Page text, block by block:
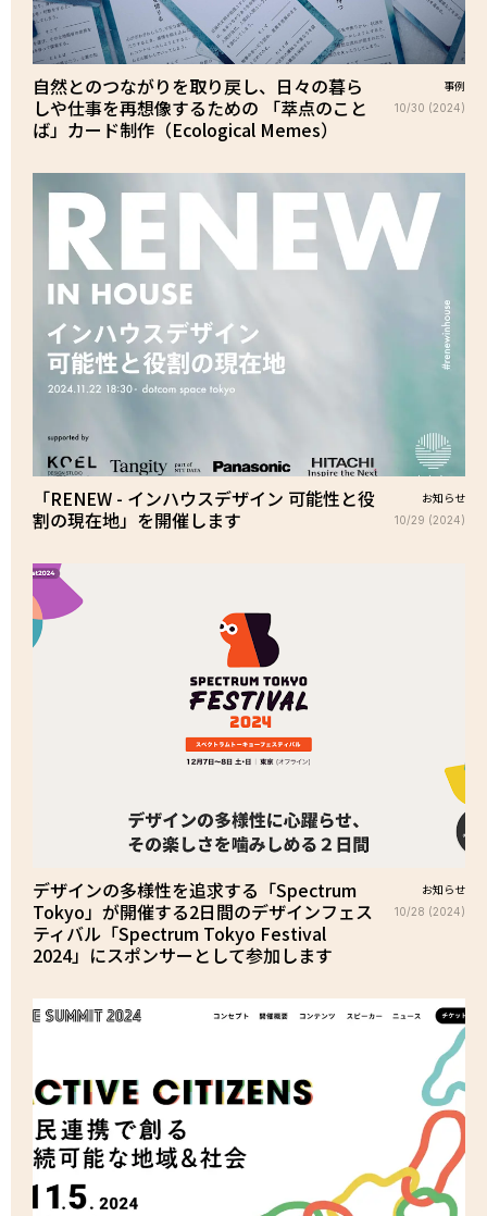
自然とのつながりを取り戻し、日々の暮ら
しや仕事を再想像するための 「萃点のこと
ば」カード制作（Ecological Memes）
事例
10/30 (2024)
「RENEW - インハウスデザイン 可能性と役
割の現在地」を開催します
お知らせ
10/29 (2024)
デザインの多様性を追求する「Spectrum
Tokyo」が開催する2日間のデザインフェス
ティバル「Spectrum Tokyo Festival
2024」にスポンサーとして参加します
お知らせ
10/28 (2024)